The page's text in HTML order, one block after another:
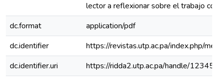
lector a reflexionar sobre el trabajo
dc.format
application/pdf
dc.identifier
https://revistas.utp.ac.pa/index.php/
dc.identifier.uri
https://ridda2.utp.ac.pa/handle/